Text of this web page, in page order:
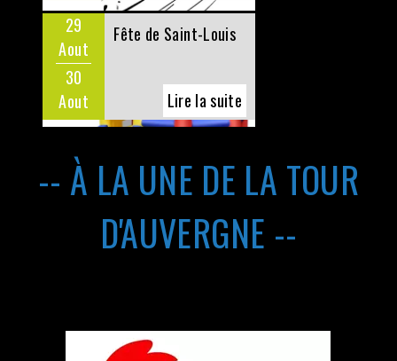
-- À LA UNE DE LA TOUR
D'AUVERGNE --